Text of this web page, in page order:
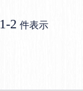
1-2 件表示